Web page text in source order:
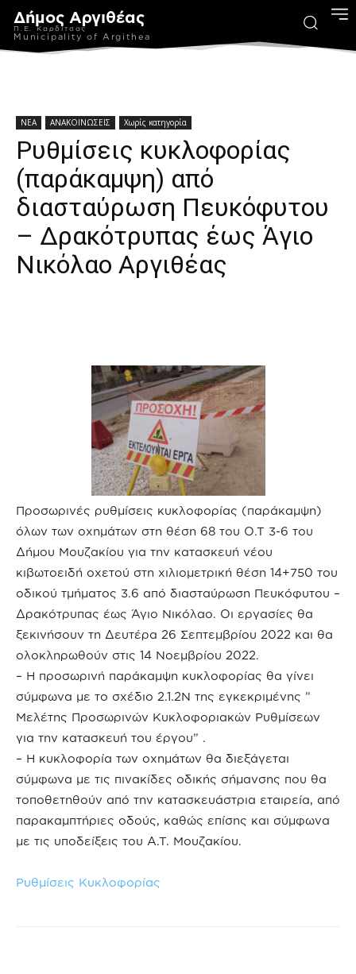
Δήμος Αργιθέας
Π.Ε. Καρδίτσας
Municipality of Argithea
ΝΕΑ ΑΝΑΚΟΙΝΩΣΕΙΣ Χωρίς κατηγορία
Ρυθμίσεις κυκλοφορίας
(παράκαμψη) από
διασταύρωση Πευκόφυτου
– Δρακότρυπας έως Άγιο
Νικόλαο Αργιθέας
Προσωρινές ρυθμίσεις κυκλοφορίας (παράκαμψη)
όλων των οχημάτων στη θέση 68 του Ο.Τ 3-6 του
Δήμου Μουζακίου για την κατασκευή νέου
κιβωτοειδή οχετού στη χιλιομετρική θέση 14+750 του
οδικού τμήματος 3.6 από διασταύρωση Πευκόφυτου –
Δρακότρυπας έως Άγιο Νικόλαο. Οι εργασίες θα
ξεκινήσουν τη Δευτέρα 26 Σεπτεμβρίου 2022 και θα
ολοκληρωθούν στις 14 Νοεμβρίου 2022.
– Η προσωρινή παράκαμψη κυκλοφορίας θα γίνει
σύμφωνα με το σχέδιο 2.1.2Ν της εγκεκριμένης ”
Μελέτης Προσωρινών Κυκλοφοριακών Ρυθμίσεων
για την κατασκευή του έργου” .
– Η κυκλοφορία των οχημάτων θα διεξάγεται
σύμφωνα με τις πινακίδες οδικής σήμανσης που θα
τοποθετηθούν από την κατασκευάστρια εταιρεία, από
παρακαμπτήριες οδούς, καθώς επίσης και σύμφωνα
με τις υποδείξεις του Α.Τ. Μουζακίου.
Ρυθμίσεις Κυκλοφορίας